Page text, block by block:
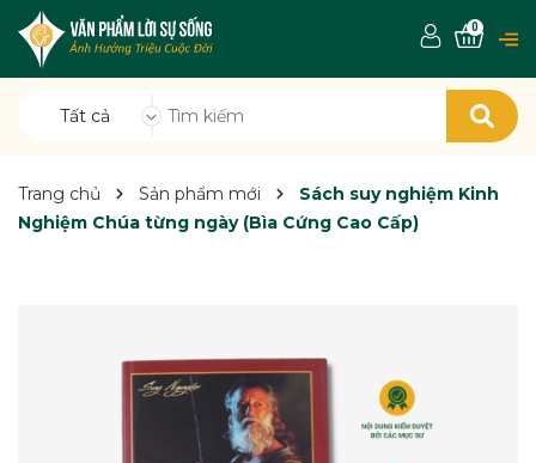
Tất cả
0
Trang chủ Sản phẩm mới
Sách suy nghiệm Kinh
Nghiệm Chúa từng ngày (Bìa Cứng Cao Cấp)